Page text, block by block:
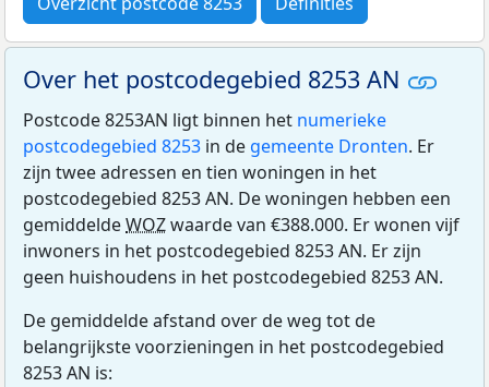
Over het postcodegebied 8253 AN
Postcode 8253AN ligt binnen het numerieke
postcodegebied 8253 in de gemeente Dronten. Er
zijn twee adressen en tien woningen in het
postcodegebied 8253 AN. De woningen hebben een
gemiddeldeWOZwaarde van €388.000. Er wonen vijf
inwoners in het postcodegebied 8253 AN. Er zijn
geen huishoudens in het postcodegebied 8253 AN.
De gemiddelde afstand over de weg tot de
belangrijkste voorzieningen in het postcodegebied
8253 AN is: